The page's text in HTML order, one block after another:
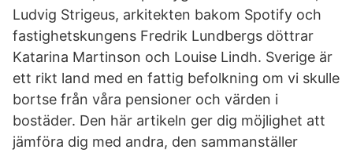
Ludvig Strigeus, arkitekten bakom Spotify och
fastighetskungens Fredrik Lundbergs döttrar
Katarina Martinson och Louise Lindh. Sverige är
ett rikt land med en fattig befolkning om vi skulle
bortse från våra pensioner och värden i
bostäder. Den här artikeln ger dig möjlighet att
jämföra dig med andra, den sammanställer